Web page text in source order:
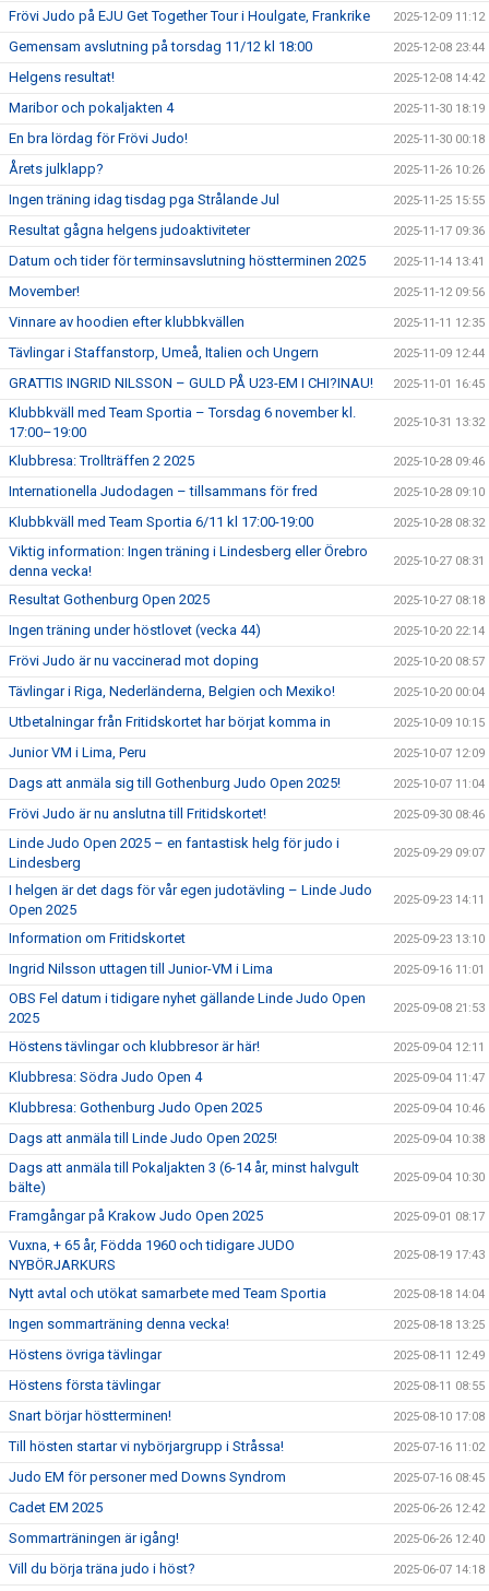
Frövi Judo på EJU Get Together Tour i Houlgate, Frankrike 2025-12-09 11:12
Gemensam avslutning på torsdag 11/12 kl 18:00 2025-12-08 23:44
Helgens resultat! 2025-12-08 14:42
Maribor och pokaljakten 4 2025-11-30 18:19
En bra lördag för Frövi Judo! 2025-11-30 00:18
Årets julklapp? 2025-11-26 10:26
Ingen träning idag tisdag pga Strålande Jul 2025-11-25 15:55
Resultat gågna helgens judoaktiviteter 2025-11-17 09:36
Datum och tider för terminsavslutning höstterminen 2025 2025-11-14 13:41
Movember! 2025-11-12 09:56
Vinnare av hoodien efter klubbkvällen 2025-11-11 12:35
Tävlingar i Staffanstorp, Umeå, Italien och Ungern 2025-11-09 12:44
GRATTIS INGRID NILSSON – GULD PÅ U23-EM I CHI?INAU! 2025-11-01 16:45
Klubbkväll med Team Sportia – Torsdag 6 november kl.
17:00–19:00
2025-10-31 13:32
Klubbresa: Trollträffen 2 2025 2025-10-28 09:46
Internationella Judodagen – tillsammans för fred 2025-10-28 09:10
Klubbkväll med Team Sportia 6/11 kl 17:00-19:00 2025-10-28 08:32
Viktig information: Ingen träning i Lindesberg eller Örebro
denna vecka!
2025-10-27 08:31
Resultat Gothenburg Open 2025 2025-10-27 08:18
Ingen träning under höstlovet (vecka 44) 2025-10-20 22:14
Frövi Judo är nu vaccinerad mot doping 2025-10-20 08:57
Tävlingar i Riga, Nederländerna, Belgien och Mexiko! 2025-10-20 00:04
Utbetalningar från Fritidskortet har börjat komma in 2025-10-09 10:15
Junior VM i Lima, Peru 2025-10-07 12:09
Dags att anmäla sig till Gothenburg Judo Open 2025! 2025-10-07 11:04
Frövi Judo är nu anslutna till Fritidskortet! 2025-09-30 08:46
Linde Judo Open 2025 – en fantastisk helg för judo i
Lindesberg
2025-09-29 09:07
I helgen är det dags för vår egen judotävling – Linde Judo
Open 2025
2025-09-23 14:11
Information om Fritidskortet 2025-09-23 13:10
Ingrid Nilsson uttagen till Junior-VM i Lima 2025-09-16 11:01
OBS Fel datum i tidigare nyhet gällande Linde Judo Open
2025
2025-09-08 21:53
Höstens tävlingar och klubbresor är här! 2025-09-04 12:11
Klubbresa: Södra Judo Open 4 2025-09-04 11:47
Klubbresa: Gothenburg Judo Open 2025 2025-09-04 10:46
Dags att anmäla till Linde Judo Open 2025! 2025-09-04 10:38
Dags att anmäla till Pokaljakten 3 (6-14 år, minst halvgult
bälte)
2025-09-04 10:30
Framgångar på Krakow Judo Open 2025 2025-09-01 08:17
Vuxna, + 65 år, Födda 1960 och tidigare JUDO
NYBÖRJARKURS
2025-08-19 17:43
Nytt avtal och utökat samarbete med Team Sportia 2025-08-18 14:04
Ingen sommarträning denna vecka! 2025-08-18 13:25
Höstens övriga tävlingar 2025-08-11 12:49
Höstens första tävlingar 2025-08-11 08:55
Snart börjar höstterminen! 2025-08-10 17:08
Till hösten startar vi nybörjargrupp i Stråssa! 2025-07-16 11:02
Judo EM för personer med Downs Syndrom 2025-07-16 08:45
Cadet EM 2025 2025-06-26 12:42
Sommarträningen är igång! 2025-06-26 12:40
Vill du börja träna judo i höst? 2025-06-07 14:18